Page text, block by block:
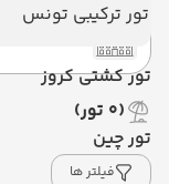
تور ترکیبی تونس
تور کشتی کروز
تور چین
(0 ‌تور)
فیلتر ها